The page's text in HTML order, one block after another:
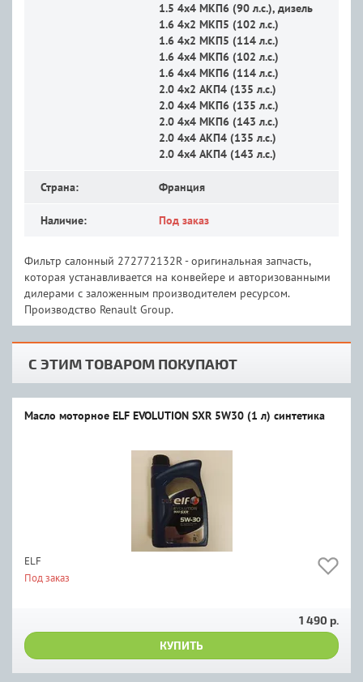
1.5 4x4 MКП6 (90 л.с.), дизель
1.6 4x2 MКП5 (102 л.с.)
1.6 4x2 MКП5 (114 л.с.)
1.6 4x4 MКП6 (102 л.с.)
1.6 4x4 MКП6 (114 л.с.)
2.0 4x2 АКП4 (135 л.с.)
2.0 4x4 MКП6 (135 л.с.)
2.0 4x4 MКП6 (143 л.с.)
2.0 4x4 АКП4 (135 л.с.)
2.0 4x4 АКП4 (143 л.с.)
Страна: Франция
Наличие: Под заказ
Фильтр салонный 272772132R - оригинальная запчасть,
которая устанавливается на конвейере и авторизованными
дилерами с заложенным производителем ресурсом.
Производство Renault Group.
С ЭТИМ ТОВАРОМ ПОКУПАЮТ
Масло моторное ELF EVOLUTION SXR 5W30 (1 л) синтетика
ELF
Под заказ
1 490 р.
КУПИТЬ